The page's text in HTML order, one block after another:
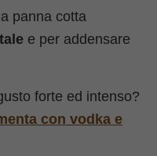
panna cotta
e per addensare
forte ed intenso?
con vodka e